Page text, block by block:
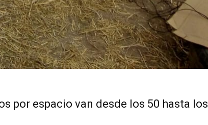
por espacio van desde los 50 hasta los